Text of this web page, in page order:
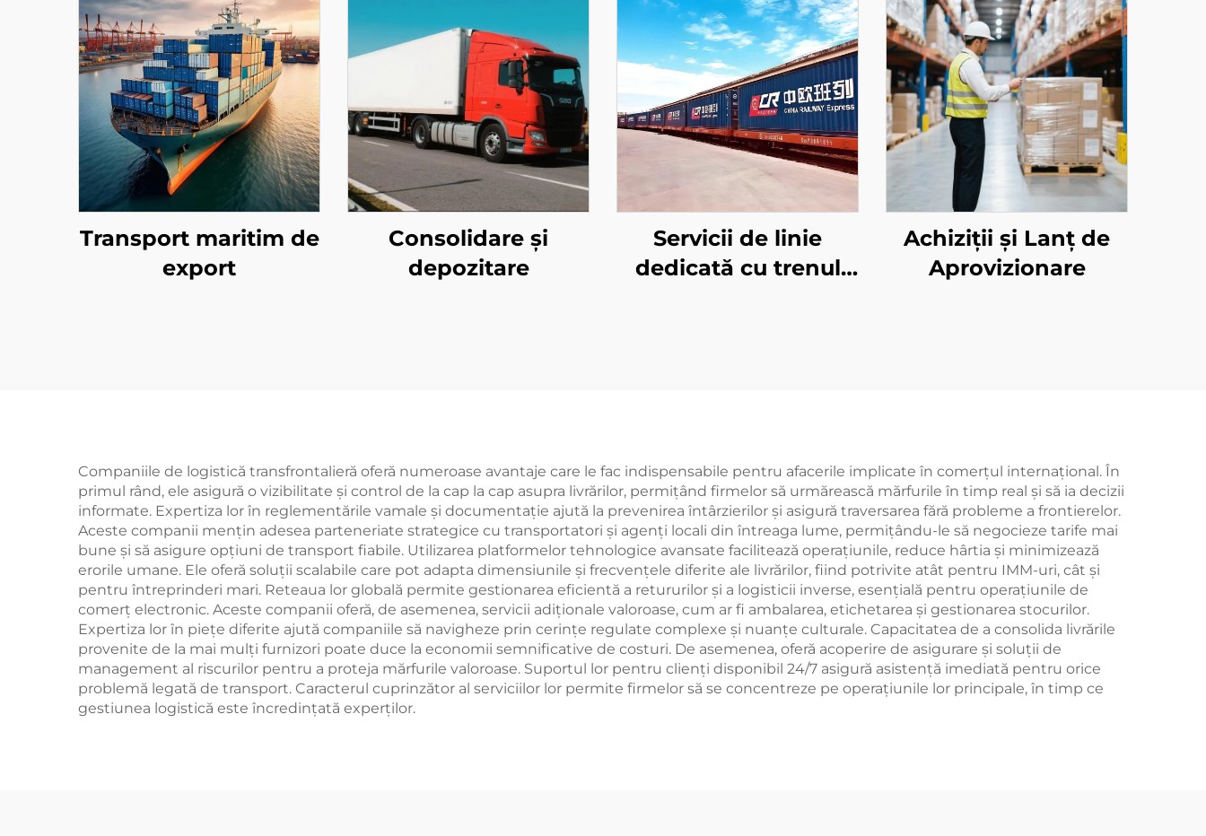
Transport maritim de
export
Consolidare și
depozitare
Servicii de linie
dedicată cu trenul
Achiziții și Lanț de
Aprovizionare
Companiile de logistică transfrontalieră oferă numeroase avantaje care le fac indispensabile pentru afacerile implicate în comerțul internațional. În
primul rând, ele asigură o vizibilitate și control de la cap la cap asupra livrărilor, permițând firmelor să urmărească mărfurile în timp real și să ia decizii
informate. Expertiza lor în reglementările vamale și documentație ajută la prevenirea întârzierilor și asigură traversarea fără probleme a frontierelor.
Aceste companii mențin adesea parteneriate strategice cu transportatori și agenți locali din întreaga lume, permițându-le să negocieze tarife mai
bune și să asigure opțiuni de transport fiabile. Utilizarea platformelor tehnologice avansate facilitează operațiunile, reduce hârtia și minimizează
erorile umane. Ele oferă soluții scalabile care pot adapta dimensiunile și frecvențele diferite ale livrărilor, fiind potrivite atât pentru IMM-uri, cât și
pentru întreprinderi mari. Reteaua lor globală permite gestionarea eficientă a retururilor și a logisticii inverse, esențială pentru operațiunile de
comerț electronic. Aceste companii oferă, de asemenea, servicii adiționale valoroase, cum ar fi ambalarea, etichetarea și gestionarea stocurilor.
Expertiza lor în piețe diferite ajută companiile să navigheze prin cerințe regulate complexe și nuanțe culturale. Capacitatea de a consolida livrările
provenite de la mai mulți furnizori poate duce la economii semnificative de costuri. De asemenea, oferă acoperire de asigurare și soluții de
management al riscurilor pentru a proteja mărfurile valoroase. Suportul lor pentru clienți disponibil 24/7 asigură asistență imediată pentru orice
problemă legată de transport. Caracterul cuprinzător al serviciilor lor permite firmelor să se concentreze pe operațiunile lor principale, în timp ce
gestiunea logistică este încredințată experților.